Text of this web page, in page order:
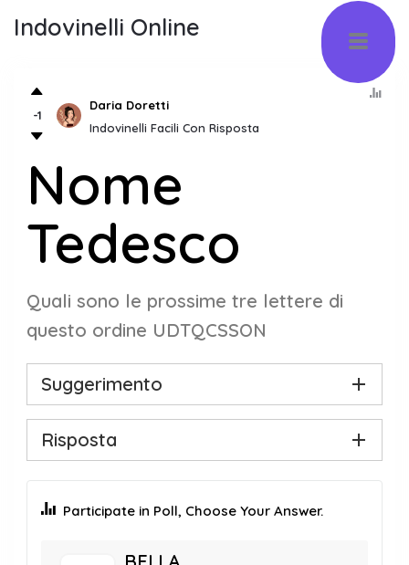
Indovinelli Online
-1
Daria Doretti
Indovinelli Facili Con Risposta
Nome
Tedesco
Quali sono le prossime tre lettere di
questo ordine UDTQCSSON
Suggerimento
Risposta
Participate in Poll, Choose Your Answer.